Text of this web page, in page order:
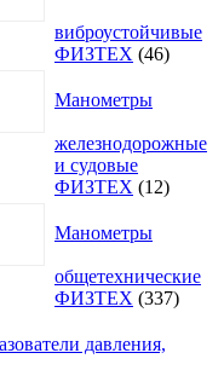
виброустойчивые
ФИЗТЕХ 4646
Манометры
железнодорожные
и судовые
ФИЗТЕХ
1212
Манометры
общетехнические
ФИЗТЕХ 337337
давления,